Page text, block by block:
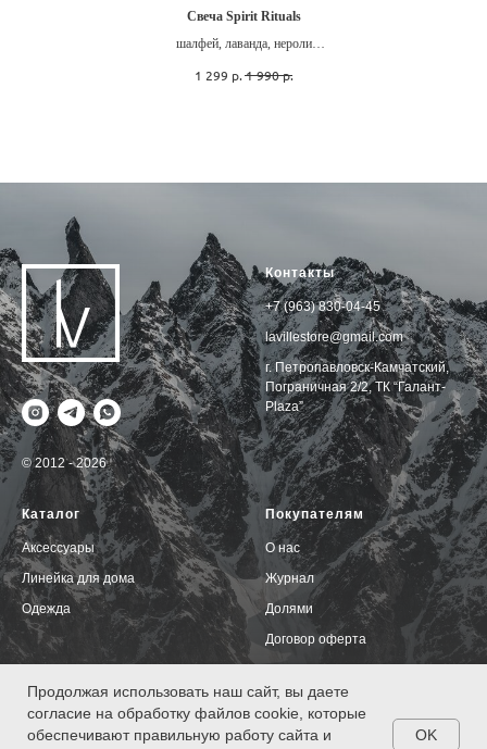
Свеча Spirit Rituals
шалфей, лаванда, нероли
1 299 р. 1 990 р.
Продолжая использовать наш сайт, вы даете
согласие на обработку файлов cookie, которые
обеспечивают правильную работу сайта и
OK
© 2012 - 2026
Контакты
+7 (963) 830-04-45
lavillestore@gmail.com
г. Петропавловск-Камчатский,
Пограничная 2/2, ТК “Галант-
Plaza”
Каталог
Аксессуары
Линейка для дома
Одежда
Покупателям
О нас
Журнал
Долями
Договор оферта
Политика конфиденциальности